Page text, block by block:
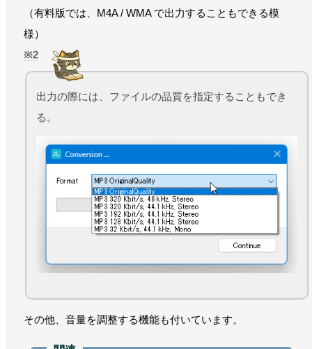
（有料版では、M4A / WMA で出力することもできる模
様）
2
出力の際には、ファイルの品質を指定することもでき
る。
その他、音量を調整する機能も付いています。